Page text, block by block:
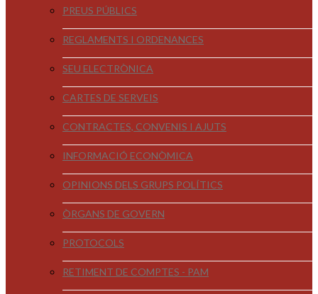
PREUS PÚBLICS
REGLAMENTS I ORDENANCES
SEU ELECTRÒNICA
CARTES DE SERVEIS
CONTRACTES, CONVENIS I AJUTS
INFORMACIÓ ECONÒMICA
OPINIONS DELS GRUPS POLÍTICS
ÒRGANS DE GOVERN
PROTOCOLS
RETIMENT DE COMPTES - PAM